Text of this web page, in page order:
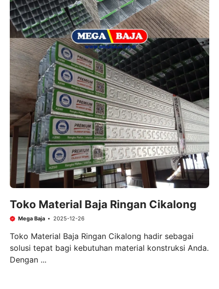
Toko Material Baja Ringan Cikalong
Mega Baja 2025-12-26
Toko Material Baja Ringan Cikalong hadir sebagai
solusi tepat bagi kebutuhan material konstruksi Anda.
Dengan ...